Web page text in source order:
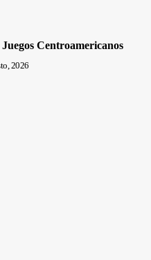
Centroamericanos
2026